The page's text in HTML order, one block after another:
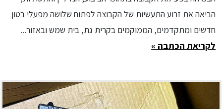
הביאה את זרוע התעשיות של הקבוצה לפתוח שלושה מפעלי בטון
חדשים ומתקדמים, הממוקמים בקרית גת, בית שמש ובאזור...
לקריאת הכתבה »